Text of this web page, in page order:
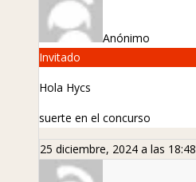
Anónimo
Invitado
Hola Hycs
suerte en el concurso
25 diciembre, 2024 a las 18:48